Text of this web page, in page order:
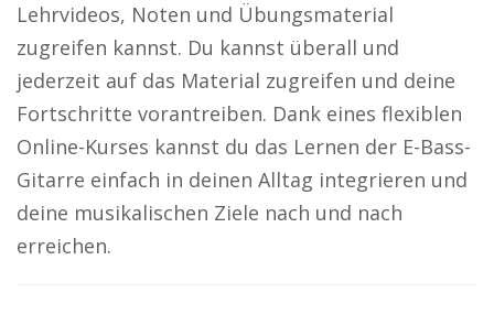
Lehrvideos, Noten und Übungsmaterial
zugreifen kannst. Du kannst überall und
jederzeit auf das Material zugreifen und deine
Fortschritte vorantreiben. Dank eines flexiblen
Online-Kurses kannst du das Lernen der E-Bass-
Gitarre einfach in deinen Alltag integrieren und
deine musikalischen Ziele nach und nach
erreichen.